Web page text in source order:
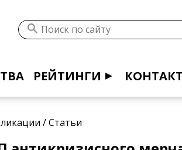
РЕЙТИНГИ
/Статьи